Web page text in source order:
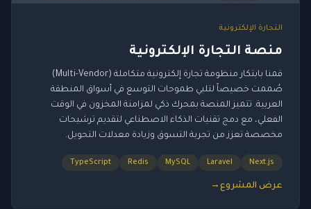
التجارة الإلكترونية
منصة التجارة الإلكترونية
قمنا بابتكار منظومة تجارة إلكترونية متكاملة (Multi-Vendor)
صُممت خصيصاً لتلبي طموحات التوسع في أسواق المنطقة
العربية. تتميز المنصة بمحرك ذكي لمزامنة المخزون في الوقت
الفعلي، مع دمج تقنيات الذكاء الاصطناعي لتقديم ترشيحات
مخصصة تعزز من تجربة التسوق وزيادة معدلات التحويل.
Next.js
Laravel
MySQL
Redis
TypeScript
عرض المشروع →